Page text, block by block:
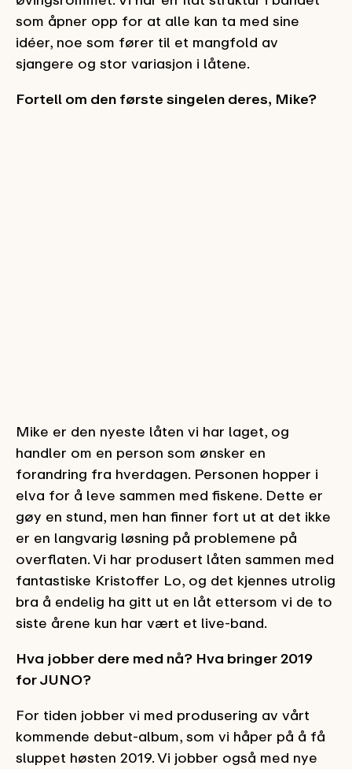
som åpner opp for at alle kan ta med sine
idéer, noe som fører til et mangfold av
sjangere og stor variasjon i låtene.
Fortell om den første singelen deres, Mike?
Mike er den nyeste låten vi har laget, og
handler om en person som ønsker en
forandring fra hverdagen. Personen hopper i
elva for å leve sammen med fiskene. Dette er
gøy en stund, men han finner fort ut at det ikke
er en langvarig løsning på problemene på
overflaten. Vi har produsert låten sammen med
fantastiske Kristoffer Lo, og det kjennes utrolig
bra å endelig ha gitt ut en låt ettersom vi de to
siste årene kun har vært et live-band.
Hva jobber dere med nå? Hva bringer 2019
for JUNO?
For tiden jobber vi med produsering av vårt
kommende debut-album, som vi håper på å få
sluppet høsten 2019. Vi jobber også med nye